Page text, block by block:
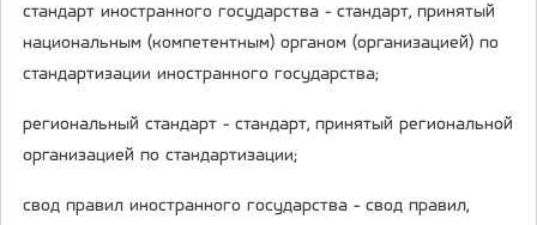
стандарт иностранного государства - стандарт, принятый
национальным (компетентным) органом (организацией) по
стандартизации иностранного государства;
региональный стандарт - стандарт, принятый региональной
организацией по стандартизации;
свод правил иностранного государства - свод правил,